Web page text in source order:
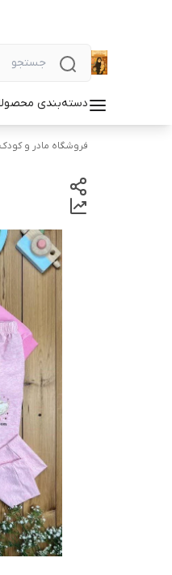
دسته‌بندی
فروشگاه مادر و